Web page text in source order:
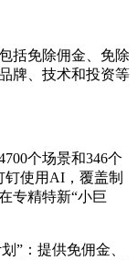
括免除佣金、免除
牌、技术和投资等
个场景和346个
使用AI，覆盖制
专精特新“小巨
”：提供免佣金、